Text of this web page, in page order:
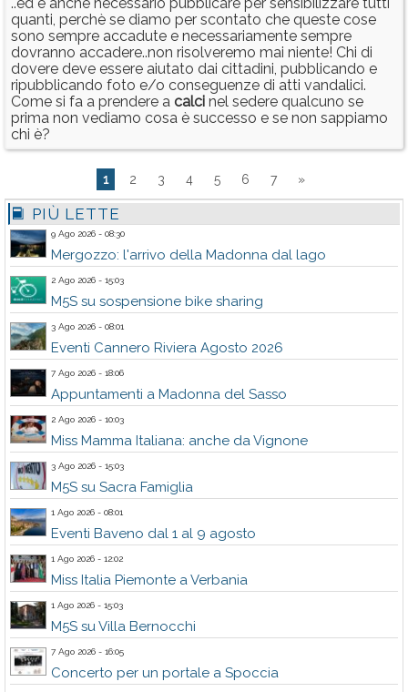
..ed è anche necessario pubblicare per sensibilizzare tutti
quanti, perchè se diamo per scontato che queste cose
sono sempre accadute e necessariamente sempre
dovranno accadere..non risolveremo mai niente! Chi di
dovere deve essere aiutato dai cittadini, pubblicando e
ripubblicando foto e/o conseguenze di atti vandalici.
Come si fa a prendere a calci nel sedere qualcuno se
prima non vediamo cosa è successo e se non sappiamo
chi è?
1 2 3 4 5 6 7 »
PIÙ LETTE
9 Ago 2026 - 08:30
Mergozzo: l'arrivo della Madonna dal lago
2 Ago 2026 - 15:03
M5S su sospensione bike sharing
3 Ago 2026 - 08:01
Eventi Cannero Riviera Agosto 2026
7 Ago 2026 - 18:06
Appuntamenti a Madonna del Sasso
2 Ago 2026 - 10:03
Miss Mamma Italiana: anche da Vignone
3 Ago 2026 - 15:03
M5S su Sacra Famiglia
1 Ago 2026 - 08:01
Eventi Baveno dal 1 al 9 agosto
1 Ago 2026 - 12:02
Miss Italia Piemonte a Verbania
1 Ago 2026 - 15:03
M5S su Villa Bernocchi
7 Ago 2026 - 16:05
Concerto per un portale a Spoccia